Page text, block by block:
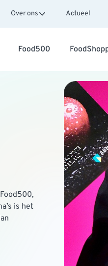
Over ons Actueel
Food500
is het